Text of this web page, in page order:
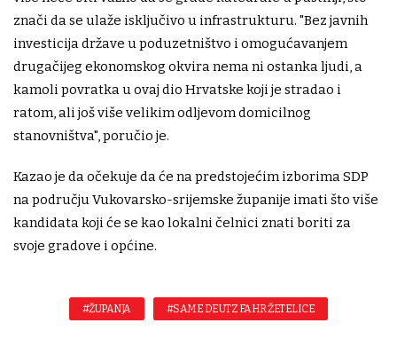
znači da se ulaže isključivo u infrastrukturu. "Bez javnih
investicija države u poduzetništvo i omogućavanjem
drugačijeg ekonomskog okvira nema ni ostanka ljudi, a
kamoli povratka u ovaj dio Hrvatske koji je stradao i
ratom, ali još više velikim odljevom domicilnog
stanovništva", poručio je.
Kazao je da očekuje da će na predstojećim izborima SDP
na području Vukovarsko-srijemske županije imati što više
kandidata koji će se kao lokalni čelnici znati boriti za
svoje gradove i općine.
#ŽUPANJA #SAME DEUTZ FAHR ŽETELICE